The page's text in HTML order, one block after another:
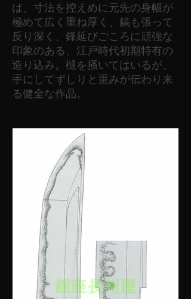
は、寸法を控えめに元先の身幅が
極めて広く重ね厚く、鎬も張って
反り深く、鋒延びごころに頑強な
印象のある、江戸時代初期特有の
造り込み。樋を掻いてはいるが、
手にしてずしりと重みが伝わり来
る健全な作品。